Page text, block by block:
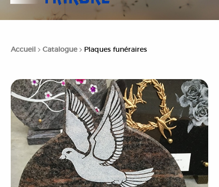
Accueil Catalogue Plaques funéraires